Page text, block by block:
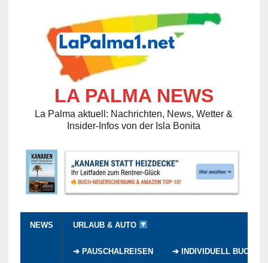
LA PALMA NEWS
La Palma aktuell: Nachrichten, News, Wetter &
Insider-Infos von der Isla Bonita
NEWS URLAUB & AUTO
➔ PAUSCHALREISEN ➔ INDIVIDUELL BUCHEN